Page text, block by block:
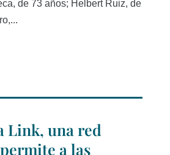
de 73 años; Helbert Ruiz, de
Link, una red
a las